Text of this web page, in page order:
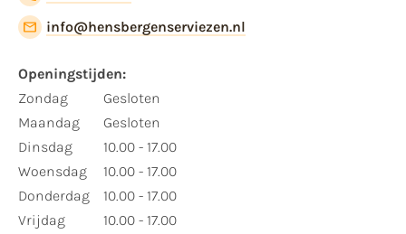
info@hensbergenserviezen.nl
Openingstijden:
Zondag
Maandag
Dinsdag
Woensdag
Donderdag
Vrijdag
Gesloten
Gesloten
10.00 - 17.00
10.00 - 17.00
10.00 - 17.00
10.00 - 17.00